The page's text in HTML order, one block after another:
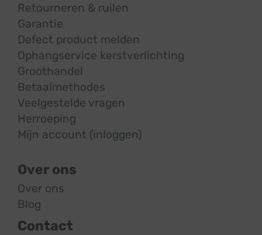
Retourneren & ruilen
Garantie
Defect product melden
Ophangservice kerstverlichting
Groothandel
Betaalmethodes
Veelgestelde vragen
Herroeping
Mijn account (inloggen)
Over ons
Over ons
Blog
Contact